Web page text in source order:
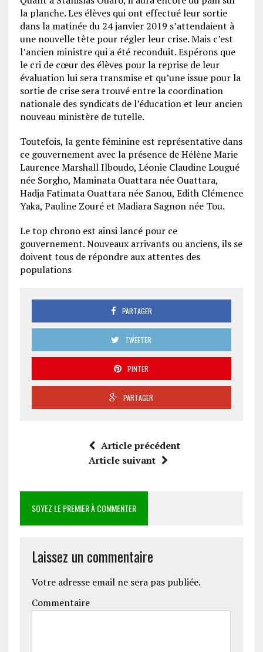
la planche. Les élèves qui ont effectué leur sortie
dans la matinée du 24 janvier 2019 s’attendaient à
une nouvelle tête pour régler leur crise. Mais c’est
l’ancien ministre qui a été reconduit. Espérons que
le cri de cœur des élèves pour la reprise de leur
évaluation lui sera transmise et qu’une issue pour la
sortie de crise sera trouvé entre la coordination
nationale des syndicats de l’éducation et leur ancien
nouveau ministère de tutelle.
Toutefois, la gente féminine est représentative dans
ce gouvernement avec la présence de Hélène Marie
Laurence Marshall Ilboudo, Léonie Claudine Lougué
née Sorgho, Maminata Ouattara née Ouattara,
Hadja Fatimata Ouattara née Sanou, Edith Clémence
Yaka, Pauline Zouré et Madiara Sagnon née Tou.
Le top chrono est ainsi lancé pour ce
gouvernement. Nouveaux arrivants ou anciens, ils se
doivent tous de répondre aux attentes des
populations
PARTAGER
TWEETER
PINTER
PARTAGER
Article précédent
Article suivant
SOYEZ LE PREMIER À COMMENTER
Laissez un commentaire
Votre adresse email ne sera pas publiée.
Commentaire